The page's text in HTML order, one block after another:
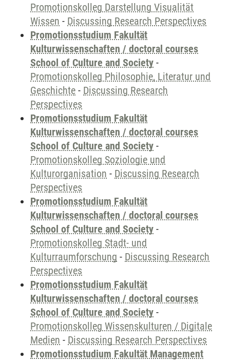
Promotionskolleg Darstellung Visualität
Wissen - Discussing Research Perspectives
Promotionsstudium Fakultät
Kulturwissenschaften / doctoral courses
School of Culture and Society -
Promotionskolleg Philosophie, Literatur und
Geschichte - Discussing Research
Perspectives
Promotionsstudium Fakultät
Kulturwissenschaften / doctoral courses
School of Culture and Society -
Promotionskolleg Soziologie und
Kulturorganisation - Discussing Research
Perspectives
Promotionsstudium Fakultät
Kulturwissenschaften / doctoral courses
School of Culture and Society -
Promotionskolleg Stadt- und
Kulturraumforschung - Discussing Research
Perspectives
Promotionsstudium Fakultät
Kulturwissenschaften / doctoral courses
School of Culture and Society -
Promotionskolleg Wissenskulturen / Digitale
Medien - Discussing Research Perspectives
Promotionsstudium Fakultät Management